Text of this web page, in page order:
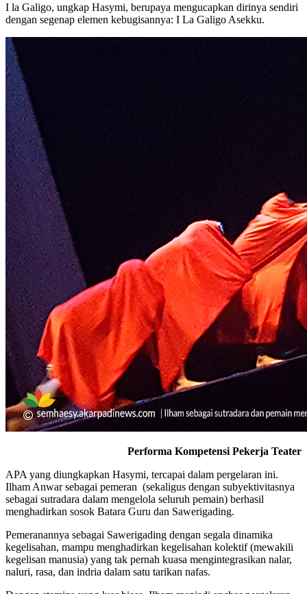
I la Galigo, ungkap Hasymi, berupaya mengucapkan dirinya sendiri
dengan segenap elemen kebugisannya: I La Galigo Asekku.
Performa Kompetensi Pekerja Teater
APA yang diungkapkan Hasymi, tercapai dalam pergelaran ini.
Ilham Anwar sebagai pemeran (sekaligus dengan subyektivitasnya
sebagai sutradara dalam mengelola seluruh pemain) berhasil
menghadirkan sosok Batara Guru dan Sawerigading.
Pemeranannya sebagai Sawerigading dengan segala dinamika
kegelisahan, mampu menghadirkan kegelisahan kolektif (mewakili
kegelisan manusia) yang tak pernah kuasa mengintegrasikan nalar,
naluri, rasa, dan indria dalam satu tarikan nafas.